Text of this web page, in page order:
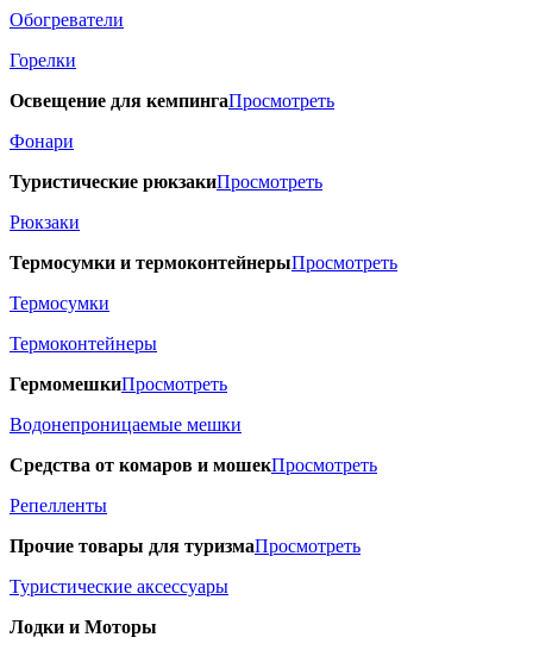
Обогреватели
Горелки
Освещение для кемпингаПросмотреть
Фонари
Туристические рюкзакиПросмотреть
Рюкзаки
Термосумки и термоконтейнерыПросмотреть
Термосумки
Термоконтейнеры
ГермомешкиПросмотреть
Водонепроницаемые мешки
Средства от комаров и мошекПросмотреть
Репелленты
Прочие товары для туризмаПросмотреть
Туристические аксессуары
Лодки и Моторы